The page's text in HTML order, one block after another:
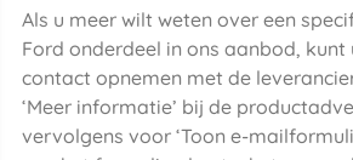
Als u meer wilt weten over een
Ford onderdeel in ons aanbod, kunt
contact opnemen met de
‘Meer informatie’ bij de
vervolgens voor ‘Toon e-